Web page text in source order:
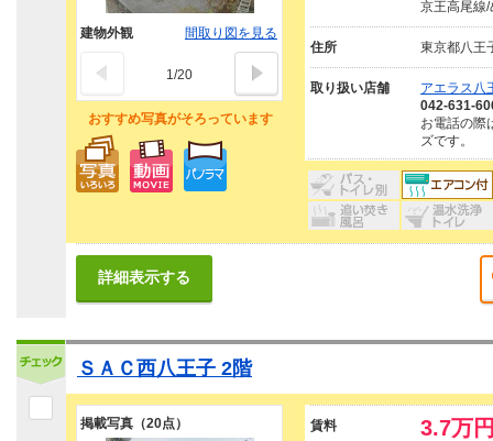
おすすめ写真がそろっています
建物外観 間取り図を見る
1/20
京王高尾線
住所 東京都八王
取り扱い店舗
アエラス八
042-631-
お電話の際
ズです。
詳細表示する
ＳＡＣ西八王子 2階
掲載写真（20点） 賃料 3.7万